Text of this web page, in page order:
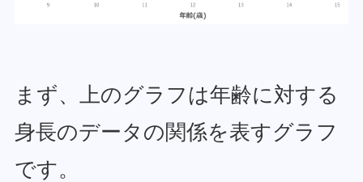
まず、上のグラフは年齢に対する
身長のデータの関係を表すグラフ
です。